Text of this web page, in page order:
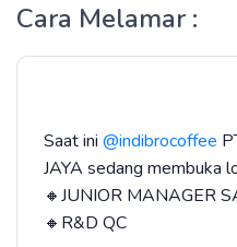
Cara Melamar :
Saat ini @indibrocoffee
JAYA sedang membuka
🔸JUNIOR MANAGER
🔸R&D QC